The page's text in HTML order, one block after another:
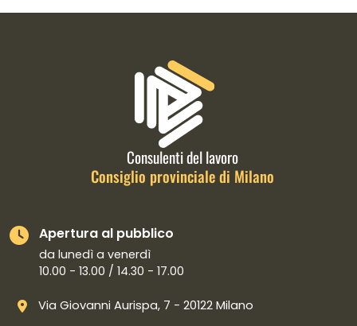
Informazioni di contatto e link
Consulenti del lavoro
Consiglio provinciale di Milano
Apertura al pubblico
da lunedì a venerdì
10.00 - 13.00 / 14.30 - 17.00
Via Giovanni Aurispa, 7 - 20122 Milano